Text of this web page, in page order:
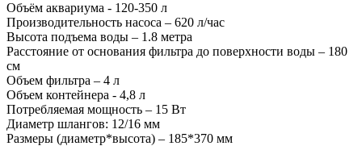
Объём аквариума - 120-350 л
Производительность насоса – 620 л/час
Высота подъема воды – 1.8 метра
Расстояние от основания фильтра до поверхности воды – 180
см
Объем фильтра – 4 л
Объем контейнера - 4,8 л
Потребляемая мощность – 15 Вт
Диаметр шлангов: 12/16 мм
Размеры (диаметр*высота) – 185*370 мм